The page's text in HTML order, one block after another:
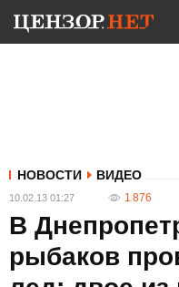
НОВОСТИ ВИДЕО
10.02.13 01:27 1 876
В
рыбаков